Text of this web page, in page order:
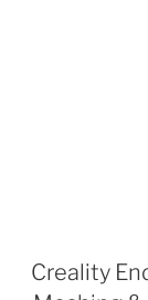
Creality